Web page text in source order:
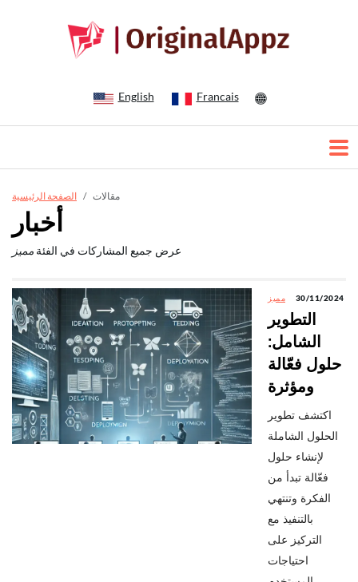
English Francais
الصفحة الرئيسية مقالات
أخبار
عرض جميع المشاركات في الفئة مميز
مميز 30/11/2024
التطوير
الشامل:
حلول فعّالة
ومؤثرة
اكتشف تطوير
الحلول الشاملة
لإنشاء حلول
فعّالة تبدأ من
الفكرة وتنتهي
بالتنفيذ مع
التركيز على
احتياجات